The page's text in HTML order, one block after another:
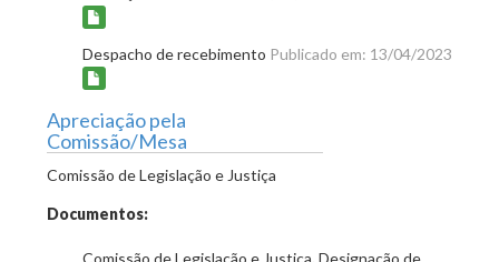
Despacho de recebimento Publicado em: 13/04/2023
Apreciação pela
Comissão/Mesa
Comissão de Legislação e Justiça
Documentos:
Comissão de Legislação e Justiça. Designação de